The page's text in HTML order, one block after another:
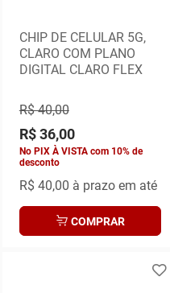
CHIP DE CELULAR 5G,
CLARO COM PLANO
DIGITAL CLARO FLEX
R$ 40,00
R$ 36,00
No PIX À VISTA com 10% de
desconto
R$ 40,00 à prazo em até
COMPRAR